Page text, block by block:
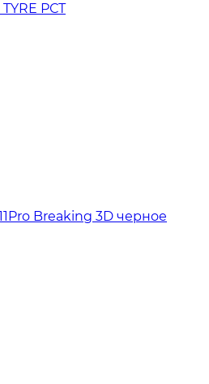
РСТ
Breaking 3D черное